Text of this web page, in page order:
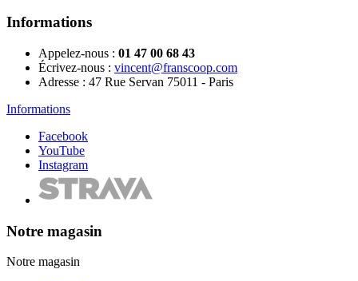
Informations
Appelez-nous : 01 47 00 68 43
Écrivez-nous : vincent@franscoop.com
Adresse : 47 Rue Servan 75011 - Paris
Informations
Facebook
YouTube
Instagram
Notre magasin
Notre magasin